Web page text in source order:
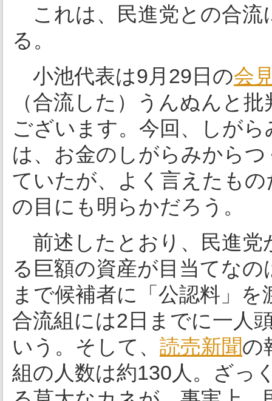
これは、民進党との合流
る。
小池代表は9月29日の会
（合流した）うんぬんと
ございます。今回、しが
は、お金のしがらみから
ていたが、よく言えたもの
の目にも明らかだろう。
前述したとおり、民進党
る巨額の資産が目当てな
まで候補者に「公認料」
合流組には2日までに一人
いう。そして、 読売新聞の
組の人数は約130人。ざっ